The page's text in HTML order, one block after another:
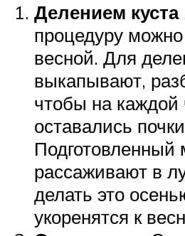
Делением куста
процедуру
весной. Для
выкапывают,
чтобы на каждой
оставались
Подготовленный
рассаживают в
делать это
укоренятся к